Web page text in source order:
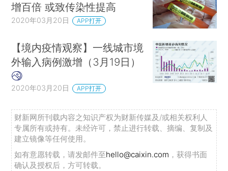
增百倍 或致传染性提高
2020年03月20日 APP打开
【境内疫情观察】一线城市境
外输入病例激增（3月19日）
2020年03月20日 APP打开
财新网所刊载内容之知识产权为财新传媒及/或相关权利人
专属所有或持有。未经许可，禁止进行转载、摘编、复制及
建立镜像等任何使用。
如有意愿转载，请发邮件至hello@caixin.com ，获得书面
确认及授权后，方可转载。